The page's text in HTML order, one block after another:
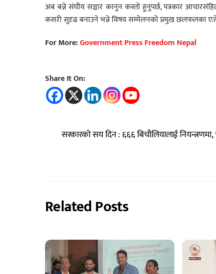
अब बन्ने संघीय सञ्चार कानुन कस्तो हुनुपर्छ, पत्रकार
कसरी सुदृढ बनाउने भन्ने विषय सम्मेलनको प्रमुख छलफलका
For More:Government Press Freedom Nepal
Share It On:
सरकारको सय दिन : ६६६ बिचौलियालाई
Related Posts